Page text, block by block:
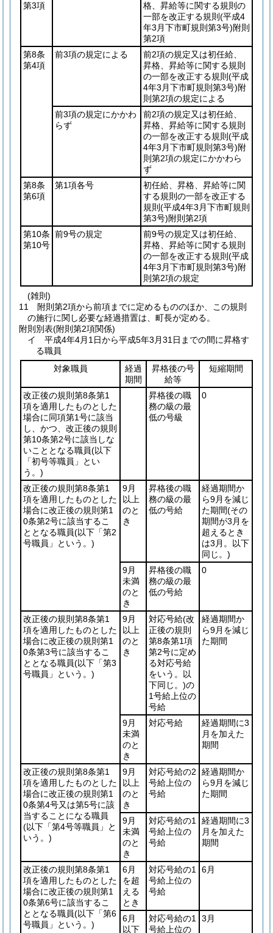
第3項
格、昇給等に関する規則の
一部を改正する規則 (平成4
年3月下市町規則第3号)附則
第2項
第8条
第4項
前3項の規定による
前2項の規定又は初任給、
昇格、昇給等に関する規則
の一部を改正する規則 (平成
4年3月下市町規則第3号)附
則第2項の規定による
前3項の規定にかかわ
らず
前2項の規定又は初任給、
昇格、昇給等に関する規則
の一部を改正する規則 (平成
4年3月下市町規則第3号)附
則第2項の規定にかかわら
ず
第8条
第6項
第1項各号
初任給、昇格、昇給等に関
する規則の一部を改正する
規則 (平成4年3月下市町規則
第3号)附則第2項
第10条
第10号
前9号の規定
前9号の規定又は初任給、
昇格、昇給等に関する規則
の一部を改正する規則 (平成
4年3月下市町規則第3号)附
則第2項の規定
(雑則)
11
附則第2項から前項までに定めるもののほか、この規則
の施行に関し必要な経過措置は、町長が定める。
附則別表(附則第2項関係)
イ 平成4年4月1日から平成5年3月31日までの間に昇格す
る職員
対象職員
経過
期間
昇格後の号
給等
短縮期間
改正後の規則第8条第1
項を適用したものとした
場合に同項第1号に該当
し、かつ、改正後の規則
第10条第2号に該当しな
いこととなる職員(以下
「初号等職員」とい
う。)
昇格後の職
務の級の最
低の号級
0
改正後の規則第8条第1
項を適用したものとした
場合に改正後の規則第1
0条第2号に該当するこ
ととなる職員(以下「第2
号職員」という。)
9月
以上
のと
き
昇格後の職
務の級の最
低の号給
経過期間か
ら9月を減じ
た期間(その
期間が3月を
超えるとき
は3月。以下
同じ。)
9月
未満
のと
き
昇格後の職
務の級の最
低の号給
0
改正後の規則第8条第1
項を適用したものとした
場合に改正後の規則第1
0条第3号に該当するこ
ととなる職員(以下「第3
号職員」という。)
9月
以上
のと
き
対応号給(改
正後の規則
第8条第1項
第2号に定め
る対応号給
をいう。以
下同じ。)の
1号給上位の
号給
経過期間か
ら9月を減じ
た期間
9月
未満
のと
き
対応号給
経過期間に3
月を加えた
期間
改正後の規則第8条第1
項を適用したものとした
場合に改正後の規則第1
0条第4号又は第5号に該
当することになる職員
(以下「第4号等職員」と
いう。)
9月
以上
のと
き
対応号給の2
号給上位の
号給
経過期間か
ら9月を減じ
た期間
9月
未満
のと
き
対応号給の1
号給上位の
号給
経過期間に3
月を加えた
期間
改正後の規則第8条第1
項を適用したものとした
場合に改正後の規則第1
0条第6号に該当するこ
ととなる職員(以下「第6
号職員」という。)
6月
を超
える
とき
対応号給の1
号給上位の
号給
6月
6月
以下
対応号給の1
号給上位の
3月